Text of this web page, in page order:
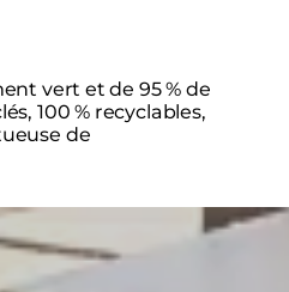
vert et de 95 % de
100 % recyclables,
de